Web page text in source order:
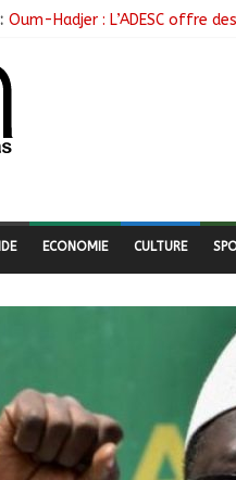
Oum-Hadjer : L’ADESC offre
Coopération aérienne : Air
Nigeria : 308 otages libérés
ECONOMIE CULTURE